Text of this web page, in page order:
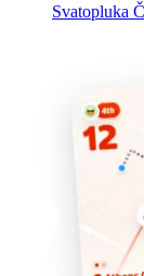
Svatopluka